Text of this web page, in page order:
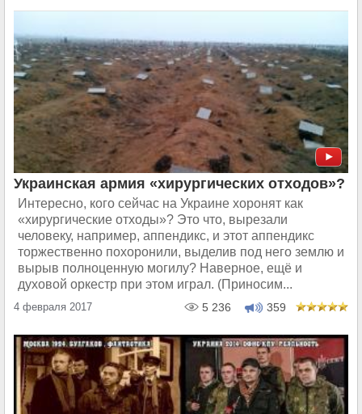
Украинская армия «хирургических отходов»?
Интересно, кого сейчас на Украине хоронят как
«хирургические отходы»? Это что, вырезали
человеку, например, аппендикс, и этот аппендикс
торжественно похоронили, выделив под него землю и
вырыв полноценную могилу? Наверное, ещё и
духовой оркестр при этом играл. (Приносим...
4 февраля 2017 5 236 359